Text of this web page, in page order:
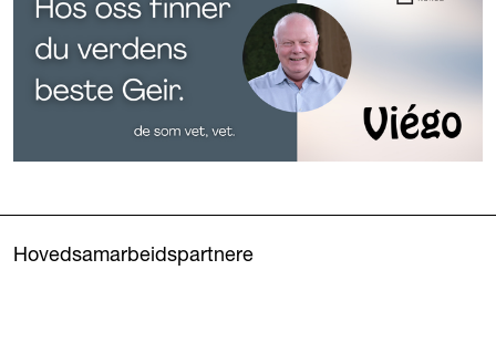
Hovedsamarbeidspartnere